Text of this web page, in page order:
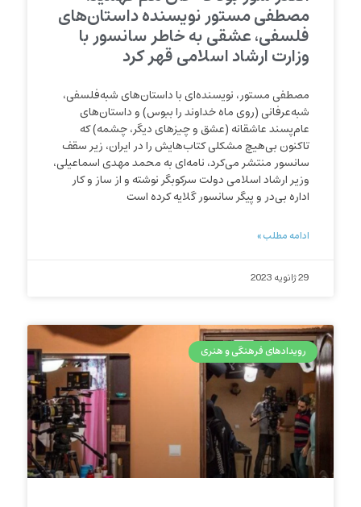
مصطفی مستور نویسنده داستان‌های
فلسفی، عشقی به خاطر سانسور با
وزارت ارشاد اسلامی قهر کرد
مصطفی مستور، نویسنده‌ای با داستان‌‌های شبه‌فلسفی،
شبه‌عرفانی (روی ماه خداوند را ببوس) و داستان‌های
عام‌پسند عاشقانه (عشق و چیزهای دیگر، چشمه) که
تاکنون بی‌هیچ مشکلی کتاب‌هایش را در ایران، زیر سقف
سانسور منتشر می‌کرد، نامه‌ای به محمد مهدی اسماعیلی،
وزیر ارشاد اسلامی دولت سرکوبگر نوشته و از ساز و کار
اداره بی‌در و پیگر سانسور گلایه کرده است
ادامه مطلب »
29 ژانویه 2023
رویدادهای فرهنگی و هنری